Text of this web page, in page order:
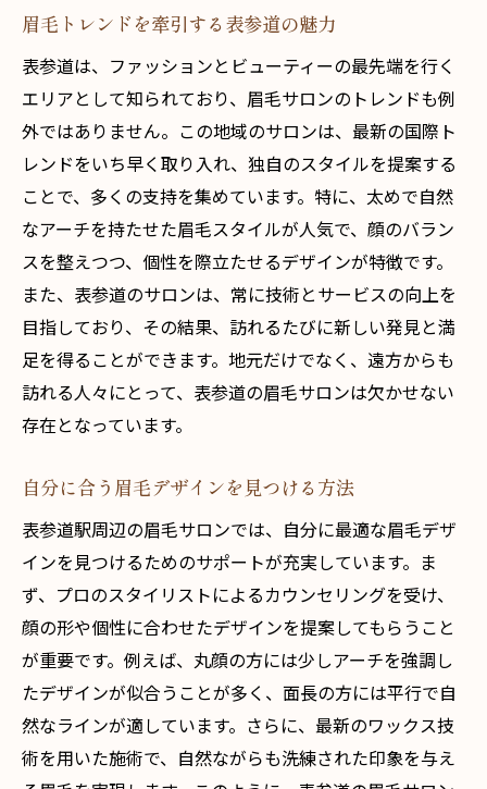
眉毛トレンドを牽引する表参道の魅力
表参道は、ファッションとビューティーの最先端を行く
エリアとして知られており、眉毛サロンのトレンドも例
外ではありません。この地域のサロンは、最新の国際ト
レンドをいち早く取り入れ、独自のスタイルを提案する
ことで、多くの支持を集めています。特に、太めで自然
なアーチを持たせた眉毛スタイルが人気で、顔のバラン
スを整えつつ、個性を際立たせるデザインが特徴です。
また、表参道のサロンは、常に技術とサービスの向上を
目指しており、その結果、訪れるたびに新しい発見と満
足を得ることができます。地元だけでなく、遠方からも
訪れる人々にとって、表参道の眉毛サロンは欠かせない
存在となっています。
自分に合う眉毛デザインを見つける方法
表参道駅周辺の眉毛サロンでは、自分に最適な眉毛デザ
インを見つけるためのサポートが充実しています。ま
ず、プロのスタイリストによるカウンセリングを受け、
顔の形や個性に合わせたデザインを提案してもらうこと
が重要です。例えば、丸顔の方には少しアーチを強調し
たデザインが似合うことが多く、面長の方には平行で自
然なラインが適しています。さらに、最新のワックス技
術を用いた施術で、自然ながらも洗練された印象を与え